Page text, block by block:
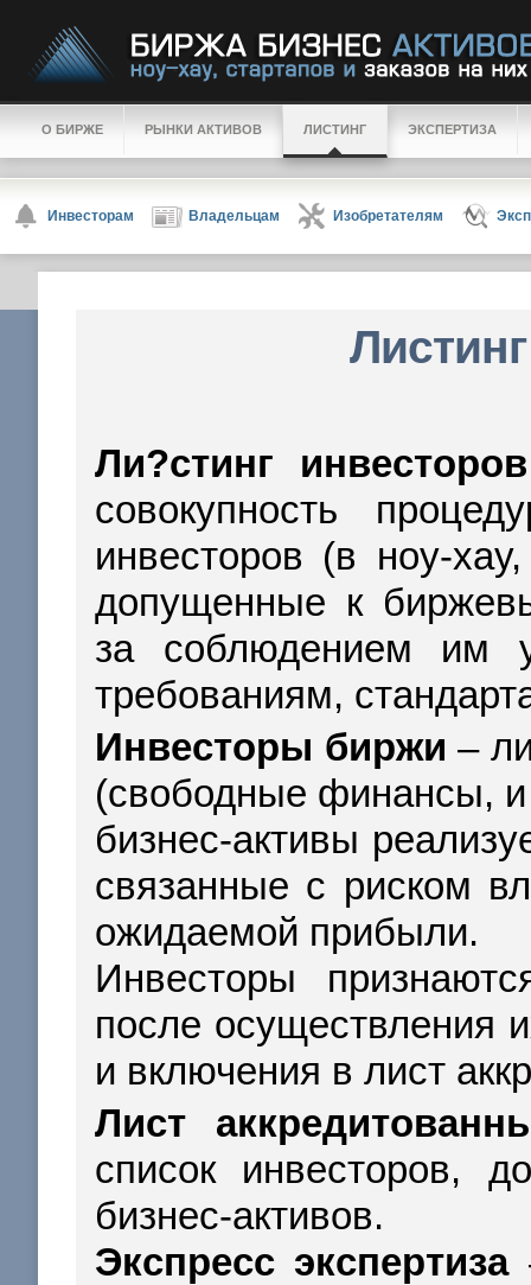
О БИРЖЕ РЫНКИ АКТИВОВ ЛИСТИНГ ЭКСПЕРТИЗА
Инвесторам Владельцам Изобретателям
Ли?стинг инвесторов
совокупность
инвесторов (в ноу-
допущенные к
за соблюдением им
требованиям,
Инвесторы биржи –
(свободные финансы, и
бизнес-активы
связанные с риском
ожидаемой прибыли.
Инвесторы
после осуществления
и включения в лист
Лист
список инвесторов,
бизнес-активов.
Экспресс экспертиза